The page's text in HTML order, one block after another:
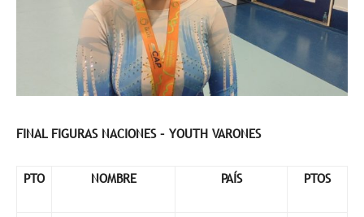
FINAL FIGURAS NACIONES – YOUTH VARONES
PTO NOMBRE PAÍS PTOS